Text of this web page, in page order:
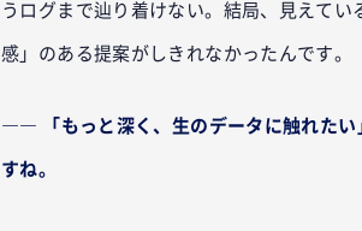
うログまで辿り着けない。結局、見えて
感」のある提案がしきれなかったんです。
―― 「もっと深く、生のデータに触れたい
すね。